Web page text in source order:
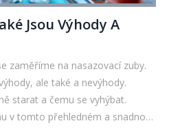
Jsou Výhody A
zaměříme na nasazovací zuby.
ale také a nevýhody.
starat a čemu se vyhýbat.
v tomto přehledném a snadno